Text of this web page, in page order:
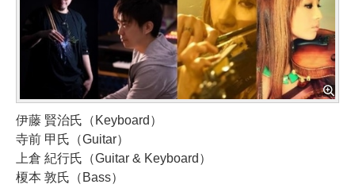
伊藤 賢治氏（Keyboard）
寺前 甲氏（Guitar）
上倉 紀行氏（Guitar & Keyboard）
榎本 敦氏（Bass）